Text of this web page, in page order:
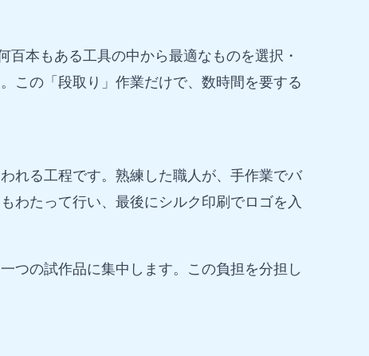
本もある工具の中から最適なものを選択・
この「段取り」作業だけで、数時間を要する
れる工程です。熟練した職人が、手作業でバ
わたって行い、最後にシルク印刷でロゴを入
の試作品に集中します。この負担を分担し